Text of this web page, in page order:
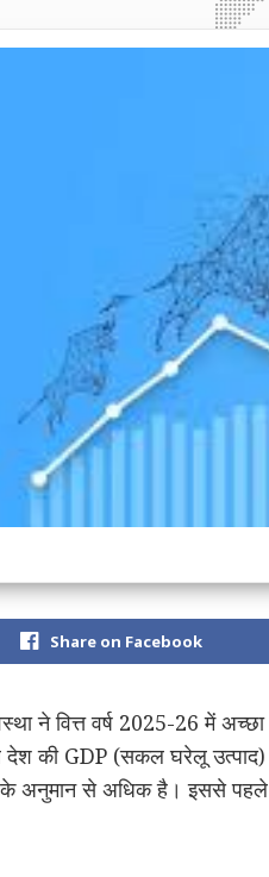
Share on Facebook
ने वित्त वर्ष 2025-26 में
की GDP (सकल घरेलू उत्पाद)
अनुमान से अधिक है। इससे पहले